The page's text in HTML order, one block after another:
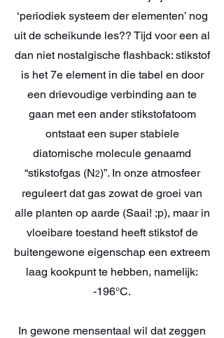
‘periodiek systeem der elementen’ nog
uit de scheikunde les?? Tijd voor een al
dan niet nostalgische flashback: stikstof
is het 7e element in die tabel en door
een drievoudige verbinding aan te
gaan met een ander stikstofatoom
ontstaat een super stabiele
diatomische molecule genaamd
“stikstofgas (N2)”. In onze atmosfeer
reguleert dat gas zowat de groei van
alle planten op aarde (Saai! ;p), maar in
vloeibare toestand heeft stikstof de
buitengewone eigenschap een extreem
laag kookpunt te hebben, namelijk:
-196°C.
In gewone mensentaal wil dat zeggen